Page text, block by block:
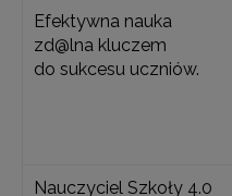
Efektywna nauka
zd@lna kluczem
do sukcesu uczniów.
Nauczyciel Szkoły 4.0